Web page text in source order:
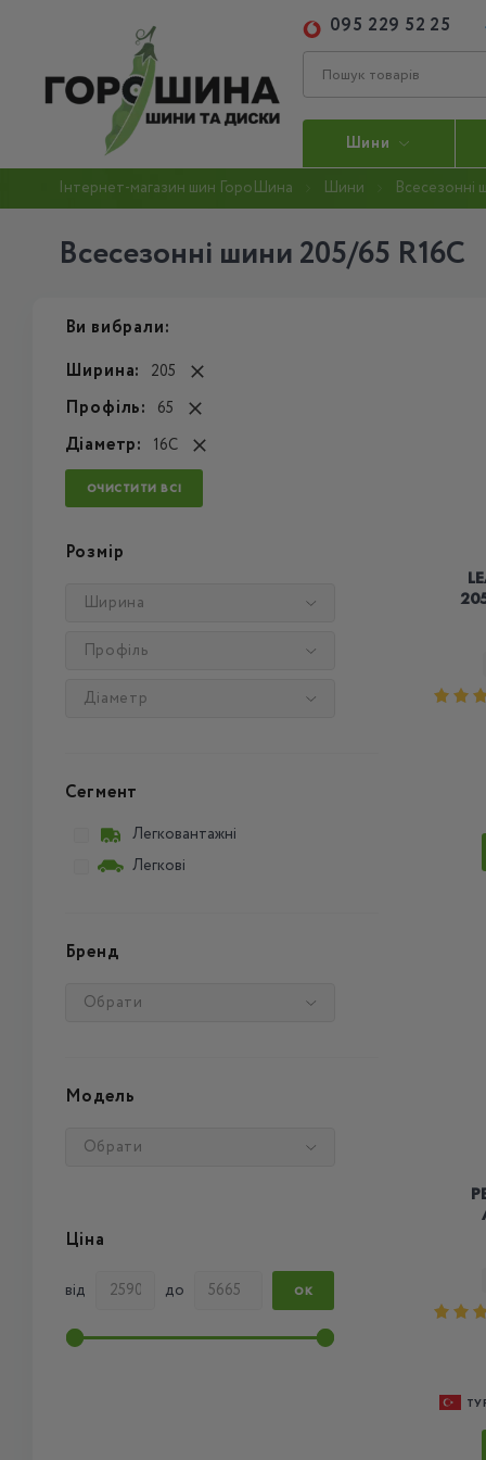
095 229 52 25
Шини
Інтернет-магазин шин ГороШина Шини Всесезонні
Всесезонні шини 205/65 R16C
Ви вибрали:
Ширина:
205
Профіль: 65
Діаметр: 16C
ОЧИСТИТИ ВСІ
Розмір
Ширина
Профіль
Діаметр
Сегмент
Легковантажні
Легкові
Бренд
Обрати
Модель
Обрати
Ціна
від до ОК